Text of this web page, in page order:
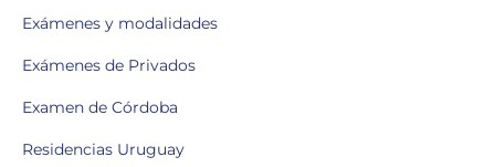
Exámenes y modalidades
Exámenes de Privados
Examen de Córdoba
Residencias Uruguay